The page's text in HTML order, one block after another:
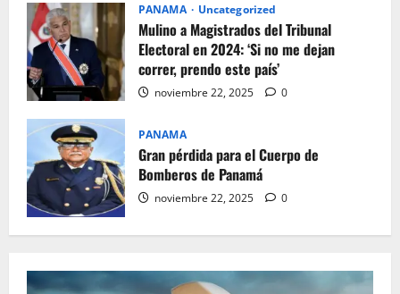
PANAMA Uncategorized
Mulino a Magistrados del Tribunal
Electoral en 2024: ‘Si no me dejan
correr, prendo este país’
noviembre 22, 2025 0
PANAMA
Gran pérdida para el Cuerpo de
Bomberos de Panamá
noviembre 22, 2025 0